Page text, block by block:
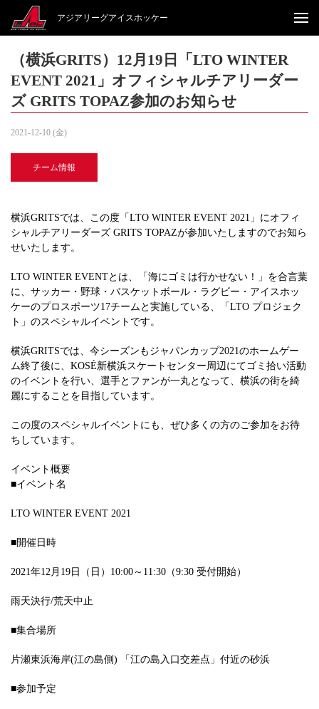
アジアリーグアイスホッケー
（横浜GRITS）12月19日「LTO WINTER
EVENT 2021」オフィシャルチアリーダー
ズ GRITS TOPAZ参加のお知らせ
2021-12-10 (金)
チーム情報
横浜GRITSでは、この度「LTO WINTER EVENT 2021」にオフィ
シャルチアリーダーズ GRITS TOPAZが参加いたしますのでお知ら
せいたします。
LTO WINTER EVENTとは、「海にゴミは行かせない！」を合言葉
に、サッカー・野球・バスケットボール・ラグビー・アイスホッ
ケーのプロスポーツ17チームと実施している、「LTO プロジェク
ト」のスペシャルイベントです。
横浜GRITSでは、今シーズンもジャパンカップ2021のホームゲー
ム終了後に、KOSÉ新横浜スケートセンター周辺にてゴミ拾い活動
のイベントを行い、選手とファンが一丸となって、横浜の街を綺
麗にすることを目指しています。
この度のスペシャルイベントにも、ぜひ多くの方のご参加をお待
ちしています。
イベント概要
■イベント名
LTO WINTER EVENT 2021
■開催日時
2021年12月19日（日）10:00～11:30（9:30 受付開始）
雨天決行/荒天中止
■集合場所
片瀬東浜海岸(江の島側) 「江の島入口交差点」付近の砂浜
■参加予定